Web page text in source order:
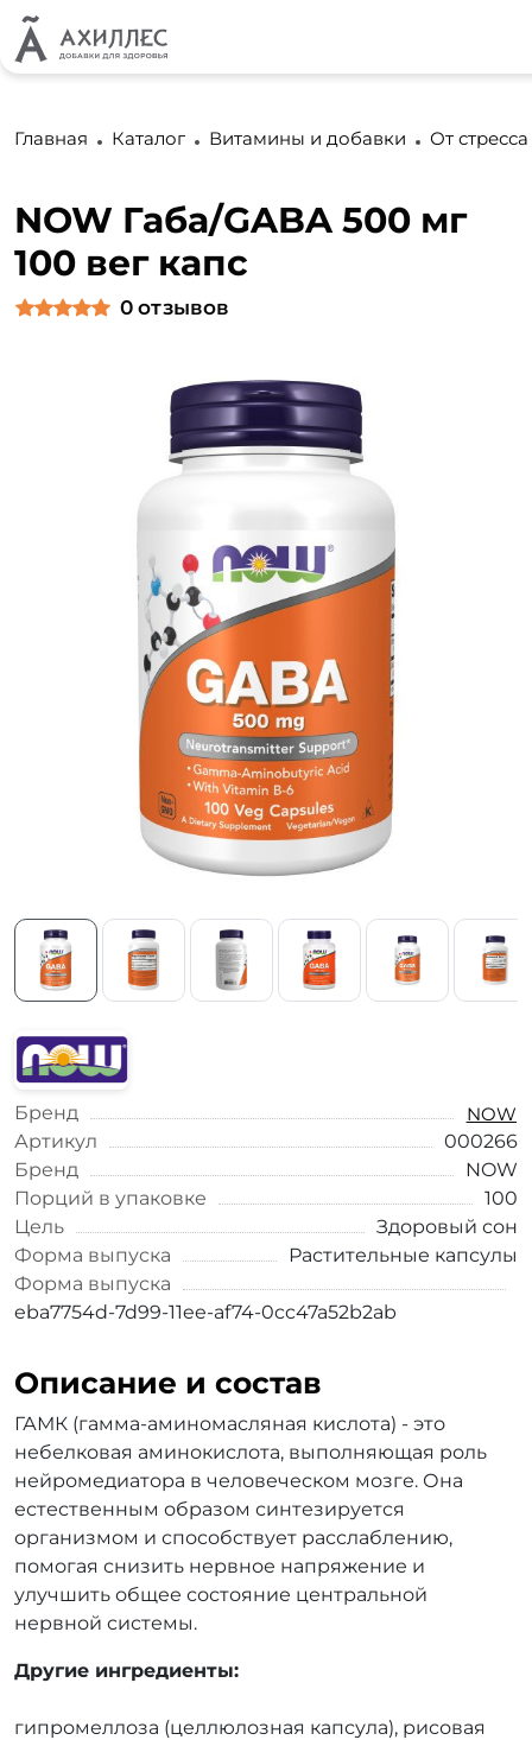
Главная Каталог Витамины и добавки От стресса
NOW Габа/GABA 500 мг
100 вег капс
0 отзывов
Бренд
NOW
Артикул
000266
Бренд
NOW
Порций в упаковке
100
Цель
Здоровый сон
Форма выпуска
Растительные капсулы
Форма выпуска
eba7754d-7d99-11ee-af74-0cc47a52b2ab
Описание и состав
ГАМК (гамма-аминомасляная кислота) - это
небелковая аминокислота, выполняющая роль
нейромедиатора в человеческом мозге. Она
естественным образом синтезируется
организмом и способствует расслаблению,
помогая снизить нервное напряжение и
улучшить общее состояние центральной
нервной системы.
Другие ингредиенты:
гипромеллоза (целлюлозная капсула), рисовая